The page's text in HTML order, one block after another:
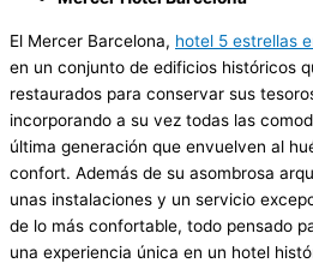
El Mercer Barcelona, hotel 5 estrellas
en un conjunto de edificios históricos
restaurados para conservar sus
incorporando a su vez todas las
última generación que envuelven al
confort. Además de su asombrosa
unas instalaciones y un servicio
de lo más confortable, todo pensado
una experiencia única en un hotel